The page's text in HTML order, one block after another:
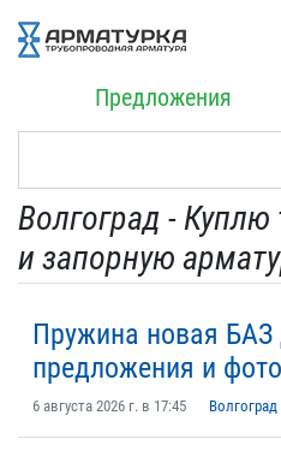
Предложения
Волгоград -
и запорную
Пружина новая БАЗ
предложения и
6 августа 2026 г. в 17:45 Волгоград